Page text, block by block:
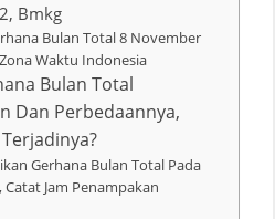
Bmkg
Bulan Total 8 November
Waktu Indonesia
Bulan Total
Dan Perbedaannya,
Gerhana Bulan Total Pada
Catat Jam Penampakan